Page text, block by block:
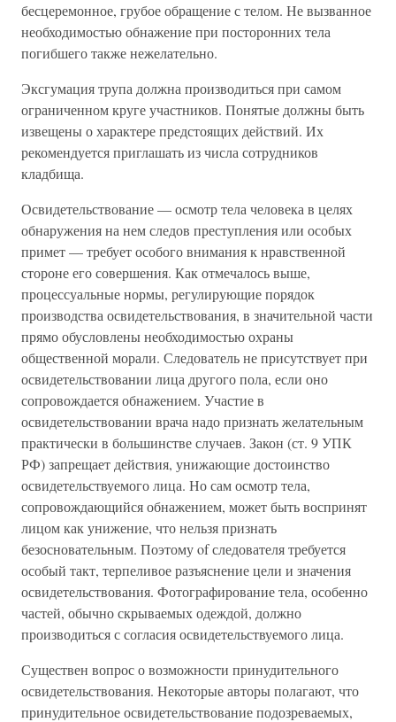
бесцеремонное, грубое обращение с телом. Не вызванное
необходимостью обнажение при посторонних тела
погибшего также нежелательно.
Эксгумация трупа должна производиться при самом
ограниченном круге участников. Понятые должны быть
извещены о характере предстоящих действий. Их
рекомендуется приглашать из числа сотрудников
кладбища.
Освидетельствование — осмотр тела человека в целях
обнаружения на нем следов преступления или особых
примет — требует особого внимания к нравственной
стороне его совершения. Как отмечалось выше,
процессуальные нормы, регулирующие порядок
производства освидетельствования, в значительной части
прямо обусловлены необходимостью охраны
общественной морали. Следователь не присутствует при
освидетельствовании лица другого пола, если оно
сопровождается обнажением. Участие в
освидетельствовании врача надо признать желательным
практически в большинстве случаев. Закон (ст. 9 УПК
РФ) запрещает действия, унижающие достоинство
освидетельствуемого лица. Но сам осмотр тела,
сопровождающийся обнажением, может быть воспринят
лицом как унижение, что нельзя признать
безосновательным. Поэтому of следователя требуется
особый такт, терпеливое разъяснение цели и значения
освидетельствования. Фотографирование тела, особенно
частей, обычно скрываемых одеждой, должно
производиться с согласия освидетельствуемого лица.
Существен вопрос о возможности принудительного
освидетельствования. Некоторые авторы полагают, что
принудительное освидетельствование подозреваемых,